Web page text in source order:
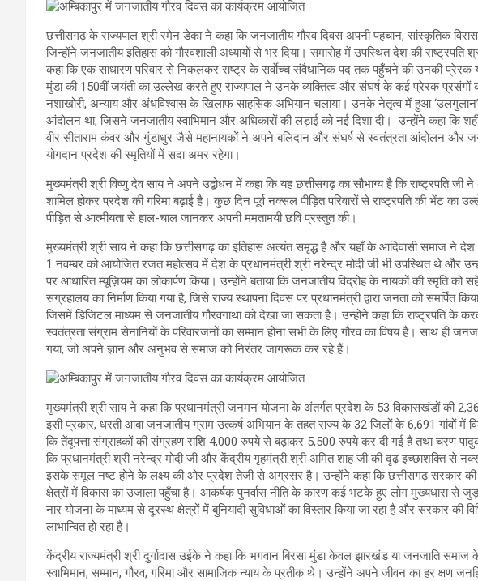
छत्तीसगढ़ के राज्यपाल श्री रमेन डेका ने कहा कि जनजातीय गौरव दिवस अपनी पहचान, सांस्कृतिक
जिन्होंने जनजातीय इतिहास को गौरवशाली अध्यायों से भर दिया। समारोह में उपस्थित देश की राष्ट्रपति
कहा कि एक साधारण परिवार से निकलकर राष्ट्र के सर्वाेच्च संवैधानिक पद तक पहुँचने की उनकी प्रेरक
मुंडा की 150वीं जयंती का उल्लेख करते हुए राज्यपाल ने उनके व्यक्तित्व और संघर्ष के कई प्रेरक प्रसंगों
नशाखोरी, अन्याय और अंधविश्वास के खिलाफ साहसिक अभियान चलाया। उनके नेतृत्व में हुआ ‘उलगुलान’
आंदोलन था, जिसने जनजातीय स्वाभिमान और अधिकारों की लड़ाई को नई दिशा दी। उन्होंने कहा कि
वीर सीताराम कंवर और गुंडाधुर जैसे महानायकों ने अपने बलिदान और संघर्ष से स्वतंत्रता आंदोलन और
योगदान प्रदेश की स्मृतियों में सदा अमर रहेगा।
मुख्यमंत्री श्री विष्णु देव साय ने अपने उद्बोधन में कहा कि यह छत्तीसगढ़ का सौभाग्य है कि राष्ट्रपति
शामिल होकर प्रदेश की गरिमा बढ़ाई है। कुछ दिन पूर्व नक्सल पीड़ित परिवारों से राष्ट्रपति की भेंट
पीड़ित से आत्मीयता से हाल-चाल जानकर अपनी ममतामयी छवि प्रस्तुत की।
मुख्यमंत्री श्री साय ने कहा कि छत्तीसगढ़ का इतिहास अत्यंत समृद्ध है और यहाँ के आदिवासी समाज ने देश
1 नवम्बर को आयोजित रजत महोत्सव में देश के प्रधानमंत्री श्री नरेन्द्र मोदी जी भी उपस्थित थे और
पर आधारित म्यूज़ियम का लोकार्पण किया। उन्होंने बताया कि जनजातीय विद्रोह के नायकों की स्मृति को
संग्रहालय का निर्माण किया गया है, जिसे राज्य स्थापना दिवस पर प्रधानमंत्री द्वारा जनता को समर्पित
जिसमें डिजिटल माध्यम से जनजातीय गौरवगाथा को देखा जा सकता है। उन्होंने कहा कि राष्ट्रपति के
स्वतंत्रता संग्राम सेनानियों के परिवारजनों का सम्मान होना सभी के लिए गौरव का विषय है। साथ ही
गया, जो अपने ज्ञान और अनुभव से समाज को निरंतर जागरूक कर रहे हैं।
मुख्यमंत्री श्री साय ने कहा कि प्रधानमंत्री जनमन योजना के अंतर्गत प्रदेश के 53 विकासखंडों की 2,365
इसी प्रकार, धरती आबा जनजातीय ग्राम उत्कर्ष अभियान के तहत राज्य के 32 जिलों के 6,691 गांवों में
कि तेंदूपत्ता संग्राहकों की संग्रहण राशि 4,000 रुपये से बढ़ाकर 5,500 रुपये कर दी गई है तथा चरण
कि प्रधानमंत्री श्री नरेन्द्र मोदी जी और केंद्रीय गृहमंत्री श्री अमित शाह जी की दृढ़ इच्छाशक्ति से
इसके समूल नष्ट होने के लक्ष्य की ओर प्रदेश तेजी से अग्रसर है। उन्होंने कहा कि छत्तीसगढ़ सरकार की
क्षेत्रों में विकास का उजाला पहुँचा है। आकर्षक पुनर्वास नीति के कारण कई भटके हुए लोग मुख्यधारा
नार योजना के माध्यम से दूरस्थ क्षेत्रों में बुनियादी सुविधाओं का विस्तार किया जा रहा है और सरकार की
लाभान्वित हो रहा है।
केंद्रीय राज्यमंत्री श्री दुर्गादास उईके ने कहा कि भगवान बिरसा मुंडा केवल झारखंड या जनजाति समाज
स्वाभिमान, सम्मान, गौरव, गरिमा और सामाजिक न्याय के प्रतीक थे। उन्होंने अपने जीवन का हर क्षण